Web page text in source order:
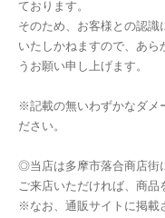
ております。
そのため、お客様との認
いたしかねますので、あら
うお願い申し上げます。
※記載の無いわずかなダメ
ださい。
◎当店は多摩市落合商店街
ご来店いただければ、商品
※なお、通販サイトに掲載